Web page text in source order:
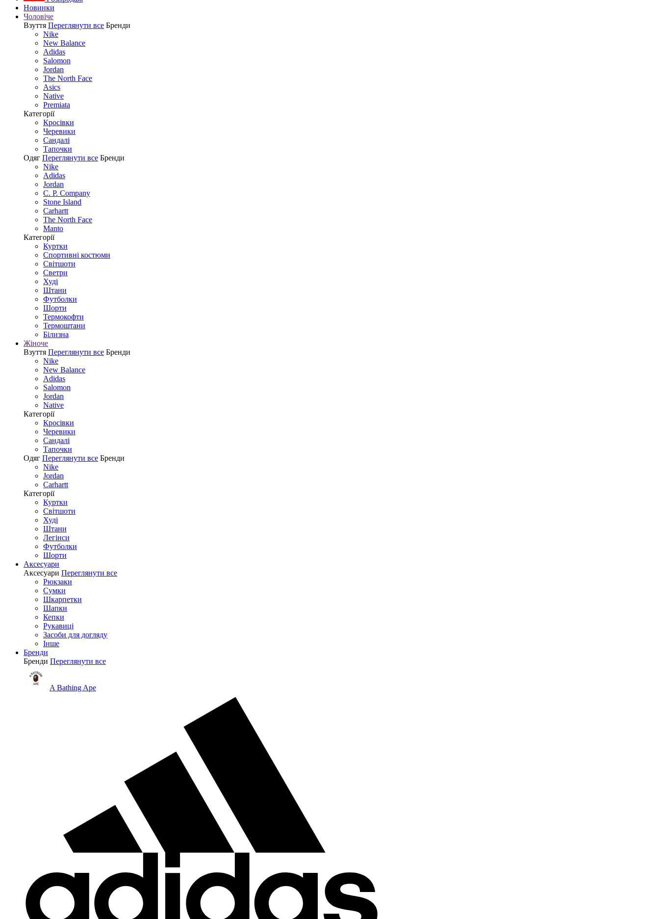
Новинки
Чоловіче
Взуття Переглянути все Бренди
Nike
New Balance
Adidas
Salomon
Jordan
The North Face
Asics
Native
Premiata
Категорії
Кросівки
Черевики
Сандалі
Tапочки
Одяг Переглянути все Бренди
Nike
Adidas
Jordan
C. P. Company
Stone Island
Carhartt
The North Face
Manto
Категорії
Куртки
Спортивні костюми
Світшоти
Светри
Худі
Штани
Футболки
Шорти
Термокофти
Термоштани
Білизна
Жіноче
Взуття Переглянути все Бренди
Nike
New Balance
Adidas
Salomon
Jordan
Native
Категорії
Кросівки
Черевики
Сандалі
Tапочки
Одяг Переглянути все Бренди
Nike
Jordan
Carhartt
Категорії
Куртки
Світшоти
Худі
Штани
Легінси
Футболки
Шорти
Аксесуари
Аксесуари Переглянути все
Рюкзаки
Сумки
Шкарпетки
Шапки
Кепки
Рукавиці
Засоби для догляду
Інше
Бренди
Бренди Переглянути все
A Bathing Ape